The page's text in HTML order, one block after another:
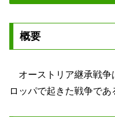
概要
オーストリア継承戦争
ロッパで起きた戦争であ